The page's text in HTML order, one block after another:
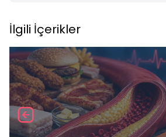
İlgili İçerikler